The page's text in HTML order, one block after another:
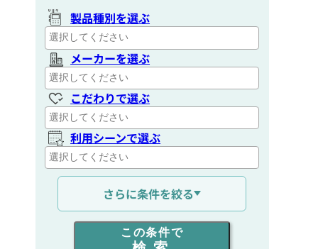
製品種別を選ぶ
メーカーを選ぶ
こだわりで選ぶ
利用シーンで選ぶ
通信距離を選ぶ
出力を選ぶ
さらに条件を絞る
この条件で